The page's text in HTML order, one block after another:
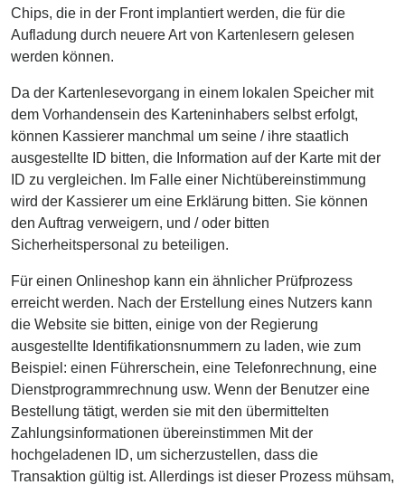
Chips, die in der Front implantiert werden, die für die
Aufladung durch neuere Art von Kartenlesern gelesen
werden können.
Da der Kartenlesevorgang in einem lokalen Speicher mit
dem Vorhandensein des Karteninhabers selbst erfolgt,
können Kassierer manchmal um seine / ihre staatlich
ausgestellte ID bitten, die Information auf der Karte mit der
ID zu vergleichen. Im Falle einer Nichtübereinstimmung
wird der Kassierer um eine Erklärung bitten. Sie können
den Auftrag verweigern, und / oder bitten
Sicherheitspersonal zu beteiligen.
Für einen Onlineshop kann ein ähnlicher Prüfprozess
erreicht werden. Nach der Erstellung eines Nutzers kann
die Website sie bitten, einige von der Regierung
ausgestellte Identifikationsnummern zu laden, wie zum
Beispiel: einen Führerschein, eine Telefonrechnung, eine
Dienstprogrammrechnung usw. Wenn der Benutzer eine
Bestellung tätigt, werden sie mit den übermittelten
Zahlungsinformationen übereinstimmen Mit der
hochgeladenen ID, um sicherzustellen, dass die
Transaktion gültig ist. Allerdings ist dieser Prozess mühsam,